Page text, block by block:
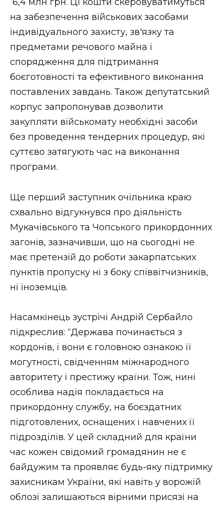
на забезпечення військових засобами
індивідуального захисту, зв'язку та
предметами речового майна і
спорядження для підтримання
боєготовності та ефективного виконання
поставлених завдань. Також депутатський
корпус запропонував дозволити
закупляти військомату необхідні засоби
без проведення тендерних процедур, які
суттєво затягують час на виконання
програми.
Ще перший заступник очільника краю
схвально відгукнувся про діяльність
Мукачівського та Чопського прикордонних
загонів, зазначивши, що на сьогодні не
має претензій до роботи закарпатських
пунктів пропуску ні з боку співвітчизників,
ні іноземців.
Насамкінець зустрічі Андрій Сербайло
підкреслив: “Держава починається з
кордонів, і вони є головною ознакою її
могутності, свідченням міжнародного
авторитету і престижу країни. Тож, нині
особлива надія покладається на
прикордонну службу, на боєздатних
підготовлених, оснащених і навчених її
підрозділів. У цей складний для країни
час кожен свідомий громадянин не є
байдужим та проявляє будь-яку підтримку
захисникам України, які навіть у ворожій
облозі залишаються вірними присязі на